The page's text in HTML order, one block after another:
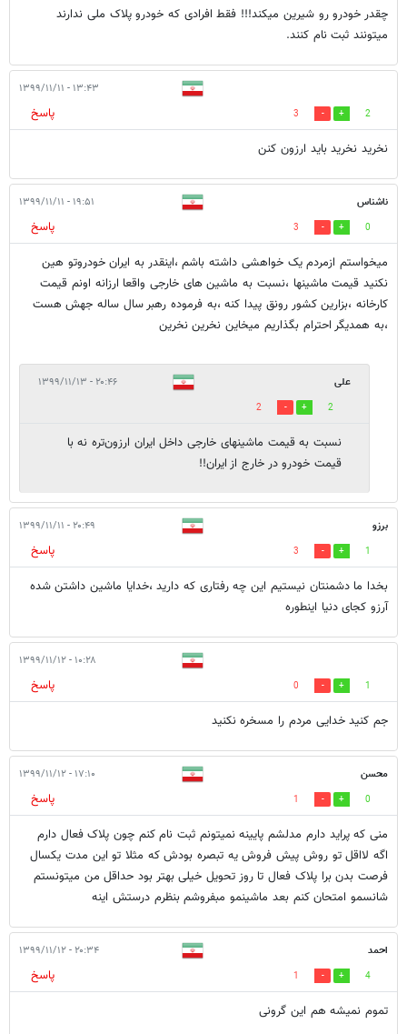
چقدر خودرو رو شیرین میکند!!! فقط افرادی که خودرو پلاک ملی ندارند
میتونند ثبت نام کنند.
۱۳:۴۳ - ۱۳۹۹/۱۱/۱۱
2
3
پاسخ
نخرید نخرید باید ارزون کنن
ناشناس ۱۹:۵۱ - ۱۳۹۹/۱۱/۱۱
0
3
پاسخ
میخواستم ازمردم یک خواهشی داشته باشم ،اینقدر به ایران خودروتو هین
نکنید قیمت ماشینها ،نسبت به ماشین های خارجی واقعا ارزانه اونم قیمت
کارخانه ،بزارین کشور رونق پیدا کنه ،به فرموده رهبر سال ساله جهش هست
،به همدیگر احترام بگذاریم میخاین نخرین نخرین
علی ۲۰:۴۶ - ۱۳۹۹/۱۱/۱۳
2
2
نسبت به قیمت ماشینهای خارجی داخل ایران ارزون‌تره نه با
قیمت خودرو در خارج از ایران!!
برزو ۲۰:۴۹ - ۱۳۹۹/۱۱/۱۱
1
3
پاسخ
بخدا ما دشمنتان نیستیم این چه رفتاری که دارید ،خدایا ماشین داشتن شده
آرزو کجای دنیا اینطوره
۱۰:۲۸ - ۱۳۹۹/۱۱/۱۲
1
0
پاسخ
جم کنید خدایی مردم را مسخره نکنید
محسن ۱۷:۱۰ - ۱۳۹۹/۱۱/۱۲
0
1
پاسخ
منی که پراید دارم مدلشم پایینه نمیتونم ثبت نام کنم چون پلاک فعال دارم
اگه لااقل تو روش پیش فروش یه تبصره بودش که مثلا تو این مدت یکسال
فرصت بدن برا پلاک فعال تا روز تحویل خیلی بهتر بود حداقل من میتونستم
شانسمو امتحان کنم بعد ماشینمو مبفروشم بنظرم درستش اینه
احمد ۲۰:۳۴ - ۱۳۹۹/۱۱/۱۲
4
1
پاسخ
تموم نمیشه هم این گرونی